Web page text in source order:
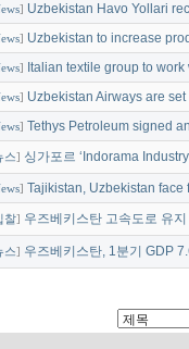
] Uzbekistan Havo Yollari
] Uzbekistan to increase
]
Italian textile group to
] Uzbekistan Airways are
] Tethys Petroleum signed
스] 싱가포르 ‘Indorama
] Tajikistan, Uzbekistan
찰] 우즈베키스탄 고속도로 유
스] 우즈베키스탄, 1분기 GDP